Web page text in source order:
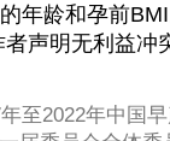
年龄和孕前BMI
声明无利益冲